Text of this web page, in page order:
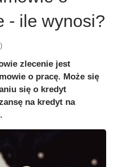
- ile wynosi?
zlecenie jest
o pracę. Może się
się o kredyt
na kredyt na